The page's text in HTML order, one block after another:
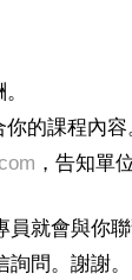
的課程內容
，告知單
就會與你聯
問。謝謝。